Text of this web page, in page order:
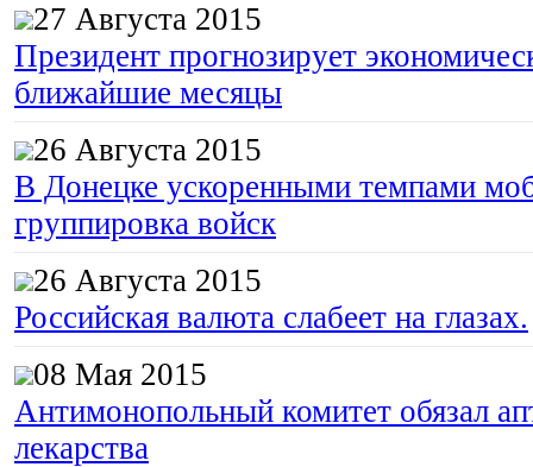
27 Августа 2015
Президент прогнозирует
ближайшие месяцы
26 Августа 2015
В Донецке ускоренными темпами
группировка войск
26 Августа 2015
Российская валюта слабеет на глазах.
08 Мая 2015
Антимонопольный комитет обязал
лекарства